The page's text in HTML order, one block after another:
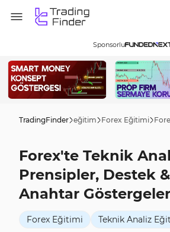
Sponsorlu
TradingFinder eğitim Forex Eğitimi
Forex'te Teknik
Prensipler, Destek
Anahtar Göstergeler
Forex Eğitimi
Teknik Analiz